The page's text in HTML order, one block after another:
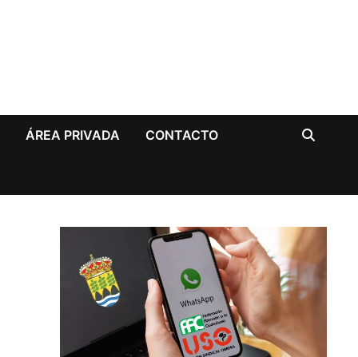
ÁREA PRIVADA CONTACTO